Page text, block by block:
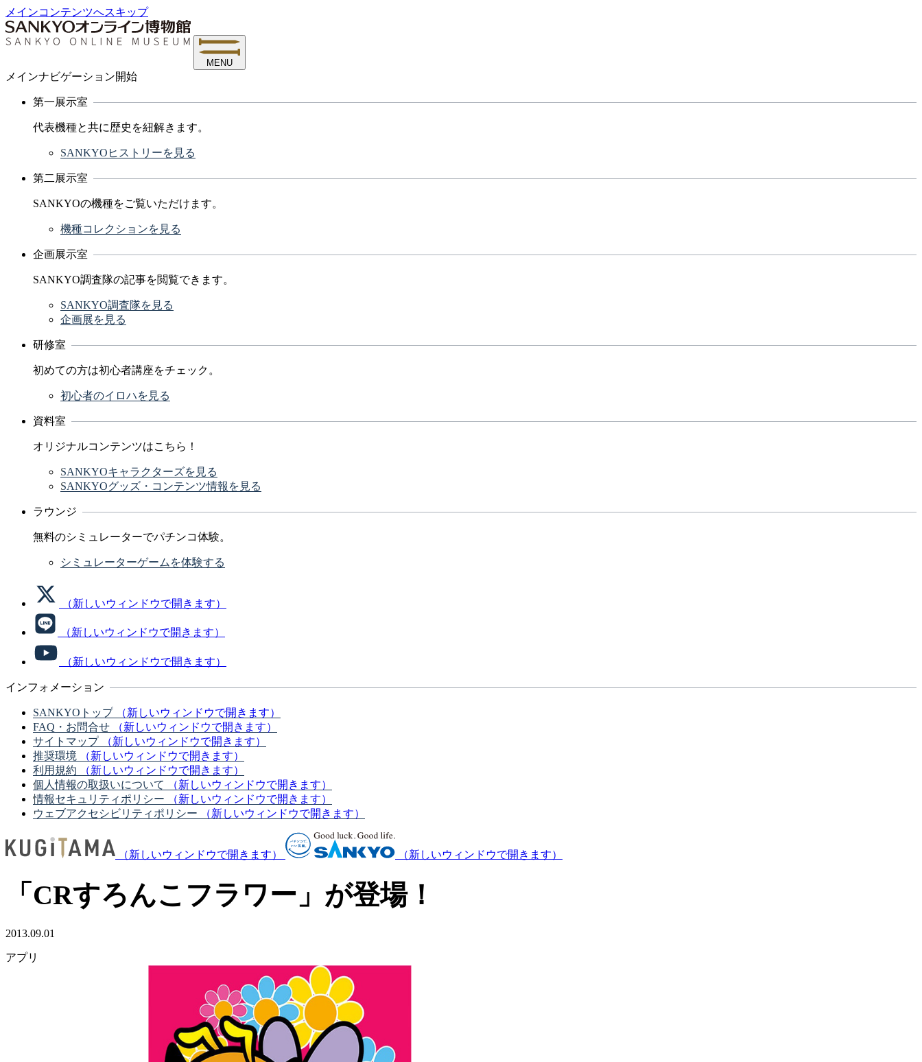
メインコンテンツへスキップ
MENU
メインナビゲーション開始
第一展示室
代表機種と共に歴史を紐解きます。
SANKYOヒストリーを見る
第二展示室
SANKYOの機種をご覧いただけます。
機種コレクションを見る
企画展示室
SANKYO調査隊の記事を閲覧できます。
SANKYO調査隊を見る
企画展を見る
研修室
初めての方は初心者講座をチェック。
初心者のイロハを見る
資料室
オリジナルコンテンツはこちら！
SANKYOキャラクターズを見る
SANKYOグッズ・コンテンツ情報を見る
ラウンジ
無料のシミュレーターでパチンコ体験。
シミュレーターゲームを体験する
（新しいウィンドウで開きます）
（新しいウィンドウで開きます）
（新しいウィンドウで開きます）
インフォメーション
SANKYOトップ
（新しいウィンドウで開きます）
FAQ・お問合せ
（新しいウィンドウで開きます）
サイトマップ
（新しいウィンドウで開きます）
推奨環境
（新しいウィンドウで開きます）
利用規約
（新しいウィンドウで開きます）
個人情報の取扱いについて
（新しいウィンドウで開きます）
情報セキュリティポリシー
（新しいウィンドウで開きます）
ウェブアクセシビリティポリシー
（新しいウィンドウで開きます）
（新しいウィンドウで開きます） （新しいウィンドウで開きます）
「CRすろんこフラワー」が登場！
2013.09.01
アプリ